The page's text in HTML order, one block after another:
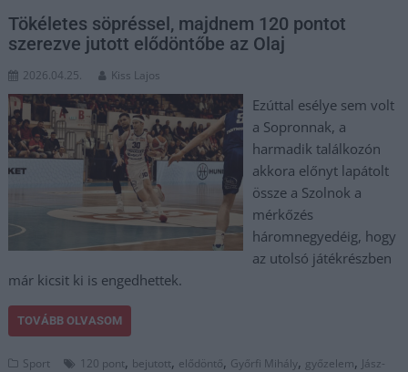
Tökéletes söpréssel, majdnem 120 pontot
szerezve jutott elődöntőbe az Olaj
2026.04.25. Kiss Lajos
Ezúttal esélye sem volt
a Sopronnak, a
harmadik találkozón
akkora előnyt lapátolt
össze a Szolnok a
mérkőzés
háromnegyedéig, hogy
az utolsó játékrészben
már kicsit ki is engedhettek.
TOVÁBB OLVASOM
Sport 120 pont, bejutott, elődöntő, Győrfi Mihály, győzelem, Jász-